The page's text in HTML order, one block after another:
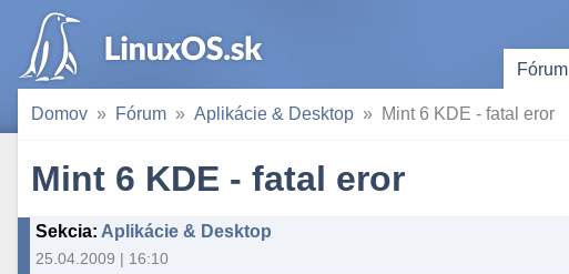
Fórum
Domov Fórum Aplikácie & Desktop Mint 6 KDE - fatal eror
Mint 6 KDE - fatal eror
Sekcia: Aplikácie & Desktop
25.04.2009 | 16:10